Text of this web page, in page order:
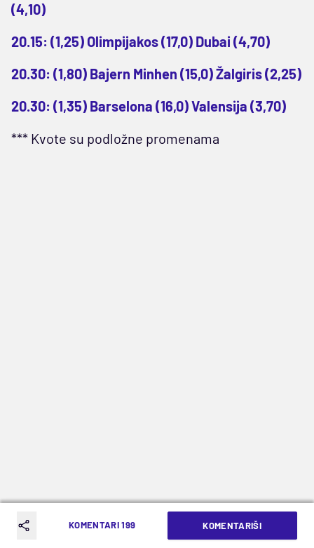
(4,10)
20.15: (1,25) Olimpijakos (17,0) Dubai (4,70)
20.30: (1,80) Bajern Minhen (15,0) Žalgiris (2,25)
20.30: (1,35) Barselona (16,0) Valensija (3,70)
*** Kvote su podložne promenama
KOMENTARI 199 KOMENTARIŠI